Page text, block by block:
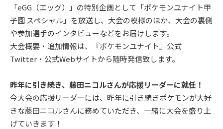
「eGG（エッグ）」の特別企画として「ポケモンユナイト甲
子園 スペシャル」を放送し、大会の模様のほか、大会の裏側
や参加選手のインタビューなどをお届けします。
大会概要・追加情報は、『ポケモンユナイト』公式
Twitter・公式Webサイトから随時発信致します。
昨年に引き続き、藤田ニコルさんが応援リーダーに就任！
今大会の応援リーダーには、昨年に引き続きポケモンが大好
きな藤田ニコルさんに務めていただき、一緒に大会を盛り上
げていきます！